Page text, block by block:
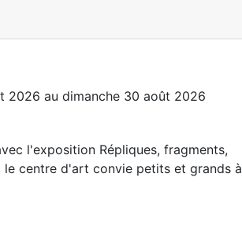
2026 audimanche 30 août 2026
l'exposition Répliques, fragments,
le centre d'art convie petits et grands à